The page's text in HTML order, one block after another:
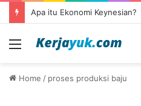
Apa itu Ekonomi Keynesian?
Menu
Home / proses produksi baju